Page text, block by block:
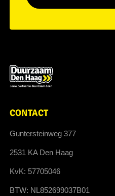
CONTACT
Guntersteinweg 377
2531 KA Den Haag
KvK: 57705046
BTW: NL852699037B01